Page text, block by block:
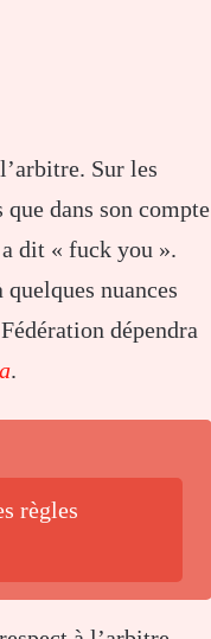
Sur les
dans son compte
dit « fuck you ».
nuances
dépendra
.
règles